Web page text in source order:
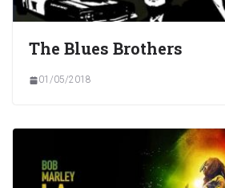
The Blues Brothers
01/05/2018